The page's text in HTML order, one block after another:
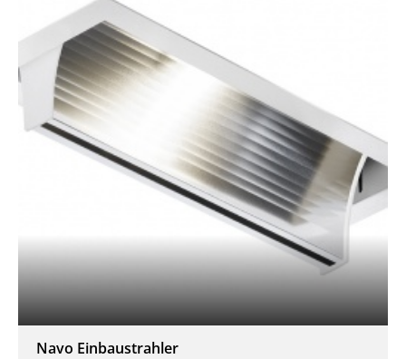
Navo Einbaustrahler